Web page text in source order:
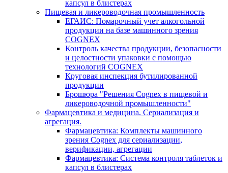
капсул в блистерах
Пищевая и ликероводочная промышленность
ЕГАИС: Помарочный учет алкогольной
продукции на базе машинного зрения
COGNEX
Контроль качества продукции, безопасности
и целостности упаковки с помощью
технологий COGNEX
Круговая инспекция бутилированной
продукции
Брошюра "Решения Cognex в пищевой и
ликероводочной промышленности"
Фармацевтика и медицина. Сериализация и
агрегация.
Фармацевтика: Комплекты машинного
зрения Cognex для сериализации,
верификации, агрегации
Фармацевтика: Система контроля таблеток и
капсул в блистерах